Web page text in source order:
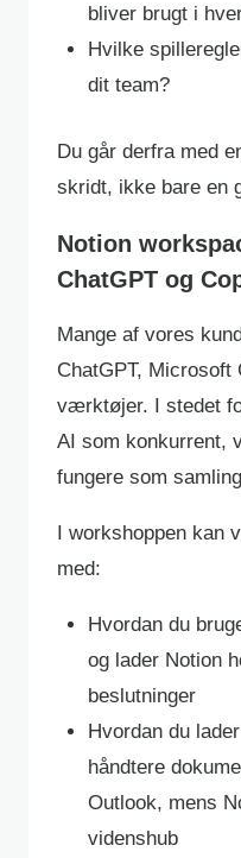
bliver brugt i
Hvilke
dit team?
Du går derfra med
skridt, ikke bare en
Notion
ChatGPT og
Mange af vores
ChatGPT, Microsoft
værktøjer. I stedet
AI som konkurrent,
fungere som
I workshoppen kan
med:
Hvordan du
og lader Notion
beslutninger
Hvordan du lader
håndtere
Outlook, mens
videnshub